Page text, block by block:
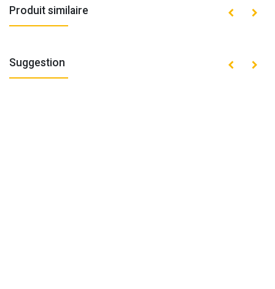
Produit similaire
Suggestion